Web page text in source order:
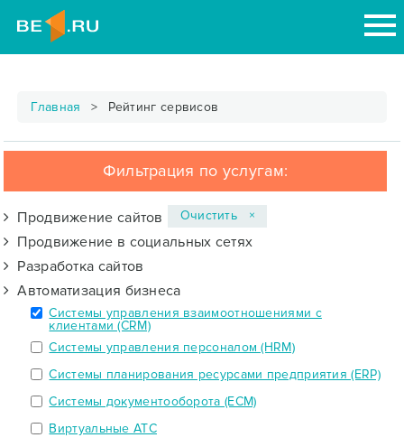
Главная Рейтинг сервисов
Фильтрация по услугам:
Продвижение сайтов
Продвижение в социальных сетях
Разработка сайтов
Автоматизация бизнеса
Системы управления взаимоотношениями с
клиентами (CRM)
Системы управления персоналом (HRM)
Системы планирования ресурсами предприятия (ERP)
Системы документооборота (ECM)
Виртуальные АТС
Очистить ×